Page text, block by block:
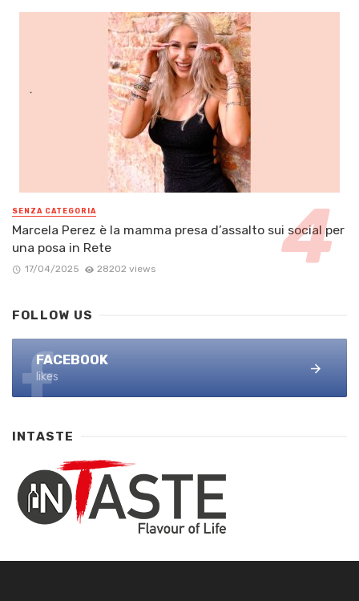
SENZA CATEGORIA
Marcela Perez è la mamma presa d’assalto sui social per
una posa in Rete
17/04/2025 28202 views
FOLLOW US
FACEBOOK
likes
INTASTE